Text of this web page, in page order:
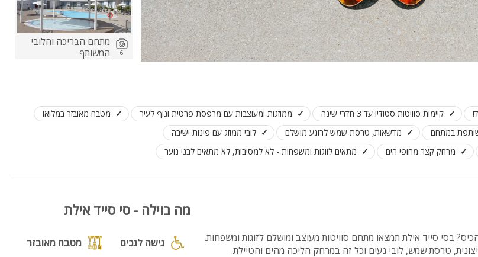
6
מתחם הבריכה והלובי
המשותף
קיימות סוויטות סטודיו עד 3 חדרי שינה ממוזגות ומעוצבות עם מרפסת פרטית ונוף לעיר
מטבח מאובזר במלואו
במתחם
מדשאות, טרסת שמש לרוגע מושלם
לובי ממוזג עם פינות ישיבה
מרחק קצר מחופי הים מתאים לזוגות ומשפחות - לא למסיבות, לא מתאים לבני נוער
בסי סייד אילת תמצאו מתחם סוויטות מעוצב ומושלם לזוגות ומשפחות.
טרסת שמש, לובי נעים וכל זה במרחק הליכה מהים והטיילת.
מה בוילה - סי סייד אילת
גישה לנכים מטבח מאובזר